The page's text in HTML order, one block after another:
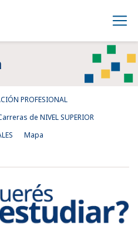
PROFESIONAL
de NIVEL SUPERIOR
Mapa